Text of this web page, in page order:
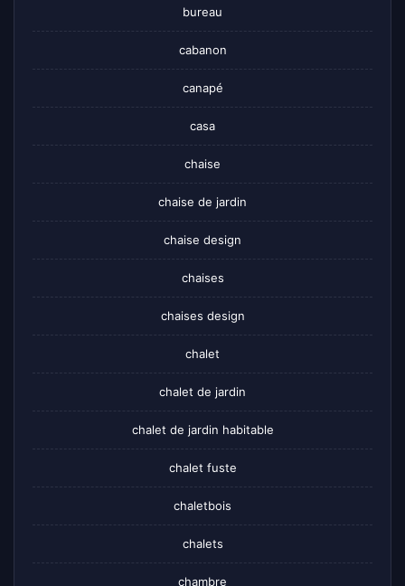
bureau
cabanon
canapé
casa
chaise
chaise de jardin
chaise design
chaises
chaises design
chalet
chalet de jardin
chalet de jardin habitable
chalet fuste
chaletbois
chalets
chambre